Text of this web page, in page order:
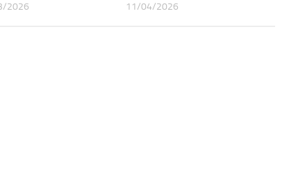
2026 11/04/2026